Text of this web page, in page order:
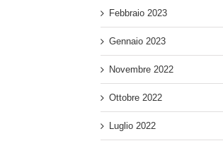
Febbraio 2023
Gennaio 2023
Novembre 2022
Ottobre 2022
Luglio 2022